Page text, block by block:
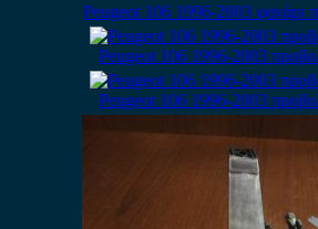
Peugeot 106 1996-2003 φανάρι
Peugeot 106 1996-2003
Peugeot 106 1996-2003